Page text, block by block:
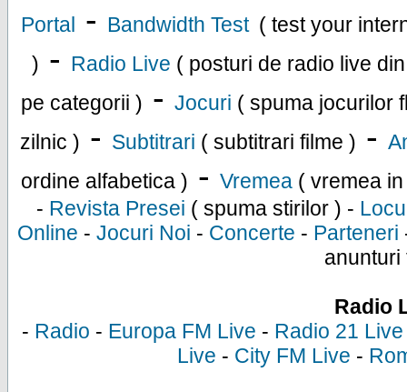
Portal - Bandwidth Test ( test your
) - Radio Live ( posturi de radio live
pe categorii ) - Jocuri ( spuma jocurilor
zilnic ) - Subtitrari ( subtitrari filme ) -
ordine alfabetica ) - Vremea ( vremea
- Revista Presei ( spuma stirilor ) -
Online - Jocuri Noi - Concerte - Parteneri
anunturi
Radio
- Radio - Europa FM Live - Radio 21 Live
Live - City FM Live -